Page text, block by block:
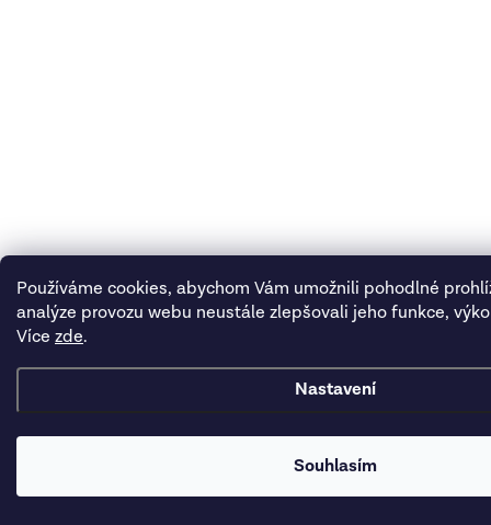
Používáme cookies, abychom Vám umožnili pohodlné
analýze provozu webu neustále zlepšovali jeho funkce,
Více zde.
Nastavení
Souhlasím